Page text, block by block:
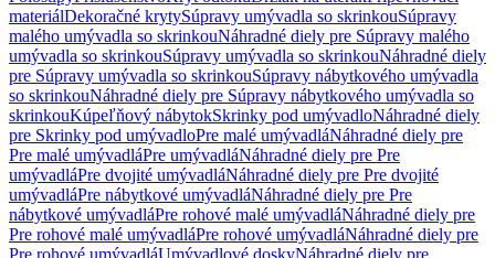
materiálDekoračné krytySúpravy umývadla so skrinkouSúpravy
malého umývadla so skrinkouNáhradné diely pre Súpravy malého
umývadla so skrinkouSúpravy umývadla so skrinkouNáhradné diely
pre Súpravy umývadla so skrinkouSúpravy nábytkového umývadla
so skrinkouNáhradné diely pre Súpravy nábytkového umývadla so
skrinkouKúpeľňový nábytokSkrinky pod umývadloNáhradné diely
pre Skrinky pod umývadloPre malé umývadláNáhradné diely pre
Pre malé umývadláPre umývadláNáhradné diely pre Pre
umývadláPre dvojité umývadláNáhradné diely pre Pre dvojité
umývadláPre nábytkové umývadláNáhradné diely pre Pre
nábytkové umývadláPre rohové malé umývadláNáhradné diely pre
Pre rohové malé umývadláPre rohové umývadláNáhradné diely pre
Pre rohové umývadláUmývadlové doskyNáhradné diely pre